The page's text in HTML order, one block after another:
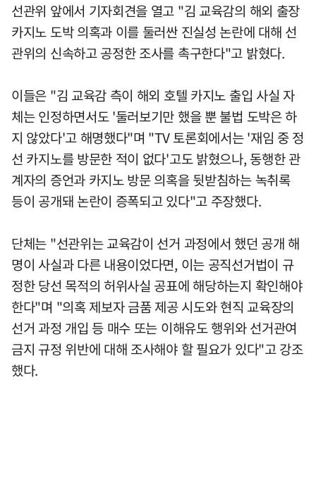
선관위 앞에서 기자회견을 열고 "김 교육감의 해외 출장
카지노 도박 의혹과 이를 둘러싼 진실성 논란에 대해 선
관위의 신속하고 공정한 조사를 촉구한다"고 밝혔다.
이들은 "김 교육감 측이 해외 호텔 카지노 출입 사실 자
체는 인정하면서도 '둘러보기만 했을 뿐 불법 도박은 하
지 않았다'고 해명했다"며 "TV 토론회에서는 '재임 중 정
선 카지노를 방문한 적이 없다'고도 밝혔으나, 동행한 관
계자의 증언과 카지노 방문 의혹을 뒷받침하는 녹취록
등이 공개돼 논란이 증폭되고 있다"고 주장했다.
단체는 "선관위는 교육감이 선거 과정에서 했던 공개 해
명이 사실과 다른 내용이었다면, 이는 공직선거법이 규
정한 당선 목적의 허위사실 공표에 해당하는지 확인해야
한다"며 "의혹 제보자 금품 제공 시도와 현직 교육장의
선거 과정 개입 등 매수 또는 이해유도 행위와 선거관여
금지 규정 위반에 대해 조사해야 할 필요가 있다"고 강조
했다.